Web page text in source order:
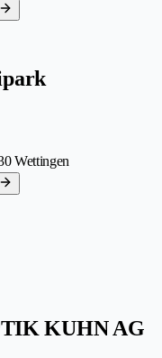
Wettingen
KUHN AG